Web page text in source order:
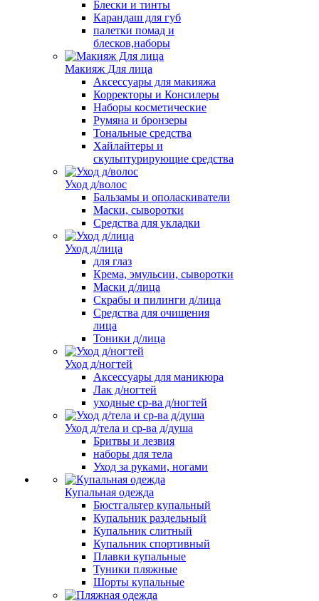
Блески и тинты
Карандаш для губ
палетки помад и
блесков,наборы
Макияж Для лица
Аксессуары для макияжа
Корректоры и Консилеры
Наборы косметические
Румяна и бронзеры
Тональные средства
Хайлайтеры и
скульптурирующие средства
Уход д/волос
Бальзамы и ополаскиватели
Маски, сыворотки
Средства для укладки
Уход д/лица
для глаз
Крема, эмульсии, сыворотки
Маски д/лица
Скрабы и пилинги д/лица
Средства для очищения
лица
Тоники д/лица
Уход д/ногтей
Аксессуары для маникюра
Лак д/ногтей
уходные ср-ва д/ногтей
Уход д/тела и ср-ва д/душа
Бритвы и лезвия
наборы для тела
Уход за руками, ногами
Купальная одежда
Бюстгальтер купальный
Купальник раздельный
Купальник слитный
Купальник спортивный
Плавки купальные
Туники пляжные
Шорты купальные